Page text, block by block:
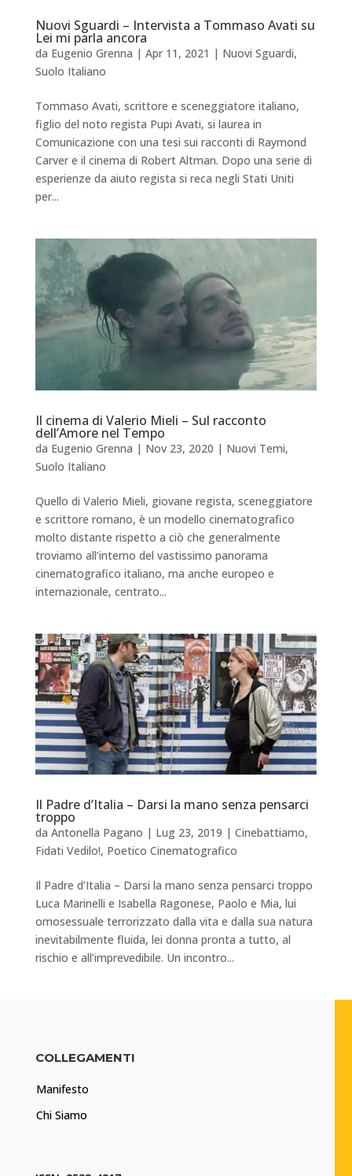
Nuovi Sguardi – Intervista a Tommaso Avati su
Lei mi parla ancora
da Eugenio Grenna | Apr 11, 2021 | Nuovi Sguardi,
Suolo Italiano
Tommaso Avati, scrittore e sceneggiatore italiano,
figlio del noto regista Pupi Avati, si laurea in
Comunicazione con una tesi sui racconti di Raymond
Carver e il cinema di Robert Altman. Dopo una serie di
esperienze da aiuto regista si reca negli Stati Uniti
per...
Il cinema di Valerio Mieli – Sul racconto
dell’Amore nel Tempo
da Eugenio Grenna | Nov 23, 2020 | Nuovi Temi,
Suolo Italiano
Quello di Valerio Mieli, giovane regista, sceneggiatore
e scrittore romano, è un modello cinematografico
molto distante rispetto a ciò che generalmente
troviamo all’interno del vastissimo panorama
cinematografico italiano, ma anche europeo e
internazionale, centrato...
Il Padre d’Italia – Darsi la mano senza pensarci
troppo
da Antonella Pagano | Lug 23, 2019 | Cinebattiamo,
Fidati Vedilo!, Poetico Cinematografico
Il Padre d’Italia – Darsi la mano senza pensarci troppo
Luca Marinelli e Isabella Ragonese, Paolo e Mia, lui
omosessuale terrorizzato dalla vita e dalla sua natura
inevitabilmente fluida, lei donna pronta a tutto, al
rischio e all’imprevedibile. Un incontro...
COLLEGAMENTI
Manifesto
Chi Siamo